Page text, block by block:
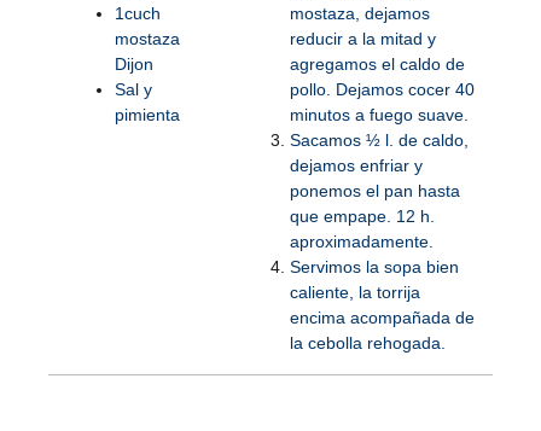
1cuch
mostaza
Dijon
Sal y
pimienta
mostaza, dejamos
reducir a la mitad y
agregamos el caldo de
pollo. Dejamos cocer 40
minutos a fuego suave.
Sacamos ½ l. de caldo,
dejamos enfriar y
ponemos el pan hasta
que empape. 12 h.
aproximadamente.
Servimos la sopa bien
caliente, la torrija
encima acompañada de
la cebolla rehogada.